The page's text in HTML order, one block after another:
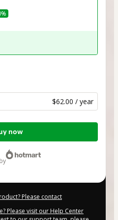
$62.00 / year
now
Please contact
Please visit our Help Center